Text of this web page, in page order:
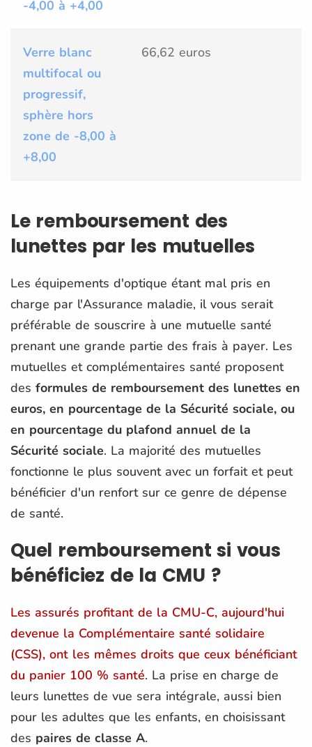
-4,00 à +4,00
Verre blanc
multifocal ou
progressif,
sphère hors
zone de -8,00 à
+8,00
66,62 euros
Le remboursement des
lunettes par les mutuelles
Les équipements d'optique étant mal pris en
charge par l'Assurance maladie, il vous serait
préférable de souscrire à une mutuelle santé
prenant une grande partie des frais à payer. Les
mutuelles et complémentaires santé proposent
des formules de remboursement des lunettes en
euros, en pourcentage de la Sécurité sociale, ou
en pourcentage du plafond annuel de la
Sécurité sociale. La majorité des mutuelles
fonctionne le plus souvent avec un forfait et peut
bénéficier d'un renfort sur ce genre de dépense
de santé.
Quel remboursement si vous
bénéficiez de la CMU ?
Les assurés profitant de la CMU-C, aujourd'hui
devenue la Complémentaire santé solidaire
(CSS), ont les mêmes droits que ceux bénéficiant
du panier 100 % santé. La prise en charge de
leurs lunettes de vue sera intégrale, aussi bien
pour les adultes que les enfants, en choisissant
des paires de classe A.